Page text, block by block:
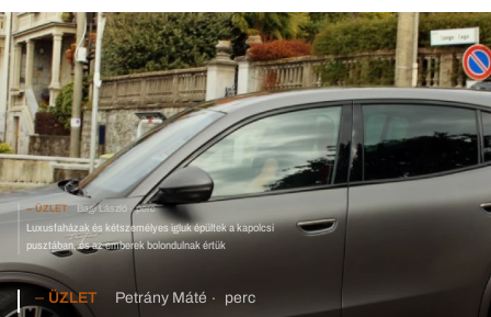
ÜZLET Bagi László perc
Luxusfaházak és kétszemélyes igluk épültek a kapolcsi
pusztában, és az emberek bolondulnak értük
ÜZLET Petrány Máté perc